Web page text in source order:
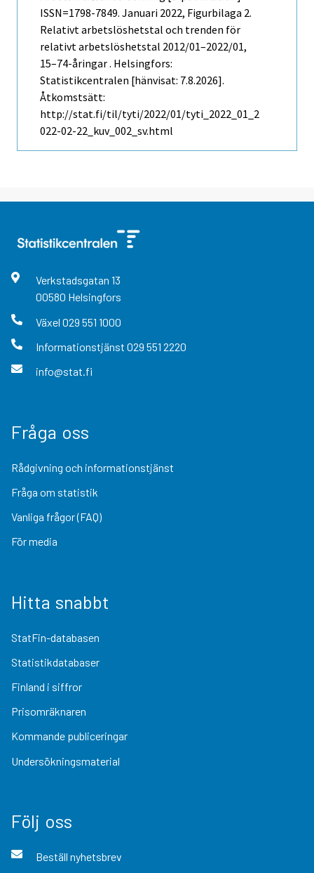
ISSN=1798-7849. Januari 2022, Figurbilaga 2.
Relativt arbetslöshetstal och trenden för
relativt arbetslöshetstal 2012/01–2022/01,
15–74-åringar . Helsingfors:
Statistikcentralen [hänvisat: 7.8.2026].
Åtkomstsätt:
http://stat.fi/til/tyti/2022/01/tyti_2022_01_2
022-02-22_kuv_002_sv.html
Verkstadsgatan 13
00580 Helsingfors
Växel 029 551 1000
Informationstjänst 029 551 2220
info@stat.fi
Fråga oss
Rådgivning och informationstjänst
Fråga om statistik
Vanliga frågor (FAQ)
För media
Hitta snabbt
StatFin-databasen
Statistikdatabaser
Finland i siffror
Prisomräknaren
Kommande publiceringar
Undersökningsmaterial
Följ oss
Beställ nyhetsbrev